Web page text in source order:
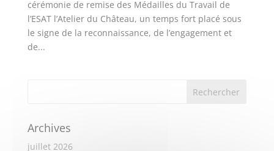
cérémonie de remise des Médailles du Travail de
l’ESAT l’Atelier du Château, un temps fort placé sous
le signe de la reconnaissance, de l’engagement et
de...
Archives
juillet 2026